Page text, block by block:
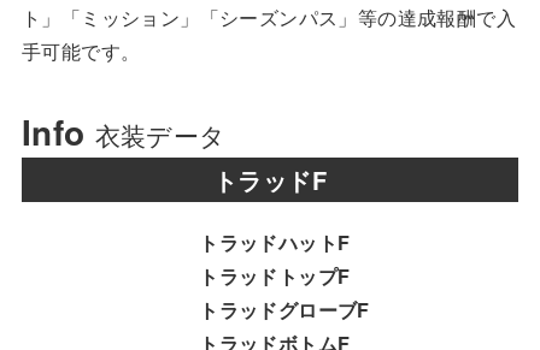
ト」「ミッション」「シーズンパス」等の達成報酬で入
手可能です。
Info 衣装データ
トラッドF
トラッドハットF
トラッドトップF
トラッドグローブF
トラッドボトムF